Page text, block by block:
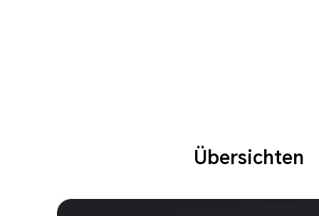
Übersichten